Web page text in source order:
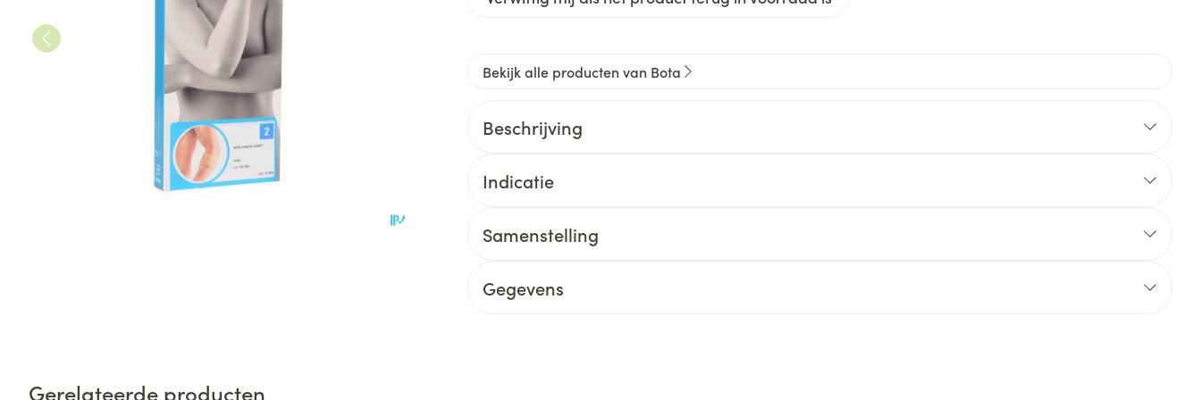
Bekijk alle producten van Bota
Beschrijving
Indicatie
Samenstelling
Gegevens
Gerelateerde producten